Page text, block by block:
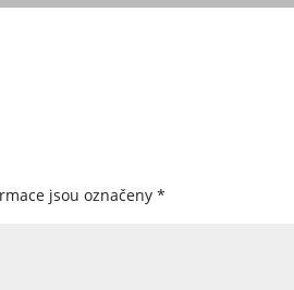
jsou označeny*